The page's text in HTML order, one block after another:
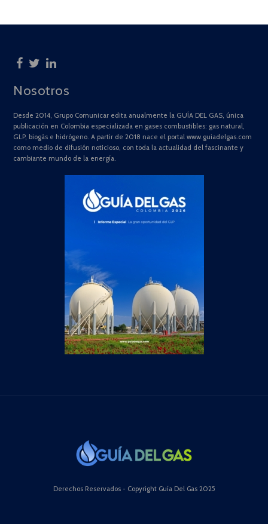
Nosotros
Desde 2014, Grupo Comunicar edita anualmente la GUÍA DEL GAS, única
publicación en Colombia especializada en gases combustibles: gas natural,
GLP, biogás e hidrógeno. A partir de 2018 nace el portal www.guiadelgas.com
como medio de difusión noticioso, con toda la actualidad del fascinante y
cambiante mundo de la energía.
Derechos Reservados - Copyright Guía Del Gas 2025